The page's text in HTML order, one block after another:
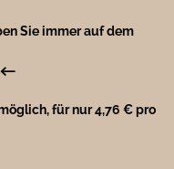
Sie immer auf dem
←
für nur 4,76 € pro